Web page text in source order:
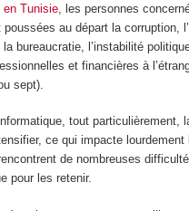
Tunisie, les personnes
au départ la corruption,
bureaucratie, l’instabilité
et financières à
sept).
tout particulièrement,
ce qui impacte lourdement
de nombreuses
pour les retenir.